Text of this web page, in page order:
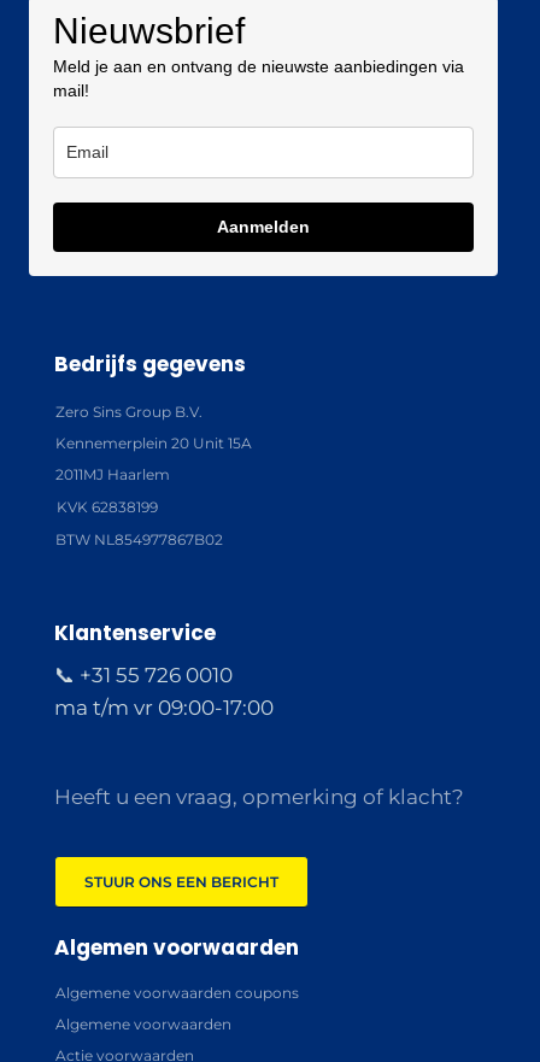
Nieuwsbrief
Meld je aan en ontvang de nieuwste aanbiedingen via
mail!
Aanmelden
Bedrijfs gegevens
Zero Sins Group B.V.
Kennemerplein 20 Unit 15A
2011MJ Haarlem
KVK 62838199
BTW NL854977867B02
Klantenservice
📞 +31 55 726 0010
ma t/m vr 09:00-17:00
Heeft u een vraag, opmerking of klacht?
STUUR ONS EEN BERICHT
Algemen voorwaarden
Algemene voorwaarden coupons
Algemene voorwaarden
Actie voorwaarden